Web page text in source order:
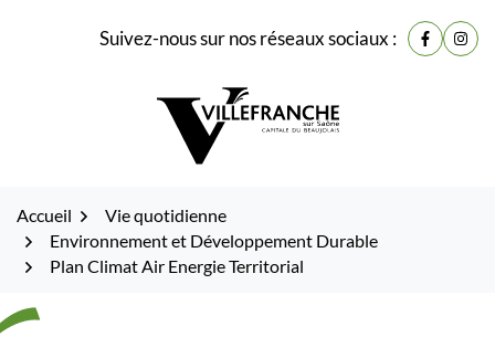
Suivez-nous sur nos réseaux sociaux : Lien vers
Lien
Accueil
Vie quotidienne
Environnement et Développement Durable
Plan Climat Air Energie Territorial